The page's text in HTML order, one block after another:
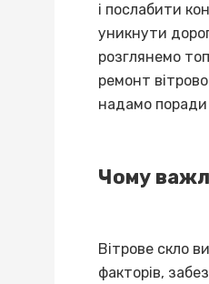
і послабити
уникнути
розглянемо
ремонт
надамо поради
Чому
Вітрове скло
факторів,